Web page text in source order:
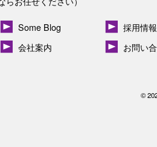
Some Blog
会社案内
採用情報
お問い
©